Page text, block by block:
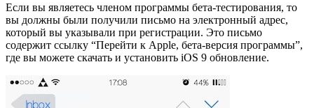
Если вы являетесь членом программы бета-тестирования, то
вы должны были получили письмо на электронный адрес,
который вы указывали при регистрации. Это письмо
содержит ссылку “Перейти к Apple, бета-версия программы”,
где вы можете скачать и установить iOS 9 обновление.